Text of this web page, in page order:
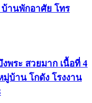
บ้านพักอาศัย โทร
พระ สวยมาก เนื้อที่ 4
มู่บ้าน โกดัง โรงงาน